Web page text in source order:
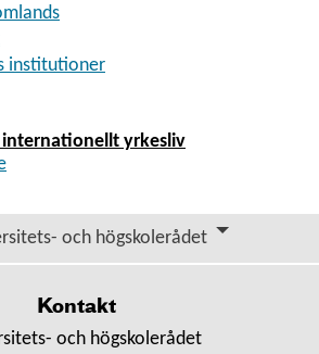
institutioner
yrkesliv
och högskolerådet
Kontakt
och högskolerådet